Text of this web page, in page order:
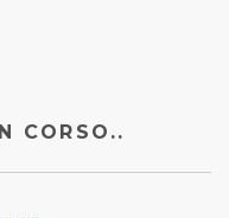
CORSO..